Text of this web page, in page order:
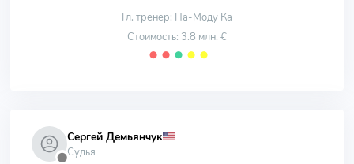
Гл. тренер: Па-Моду Ка
Стоимость: 3.8 млн. €
⬤ ⬤ ⬤ ⬤ ⬤
⬤
Сергей Демьянчук
Судья